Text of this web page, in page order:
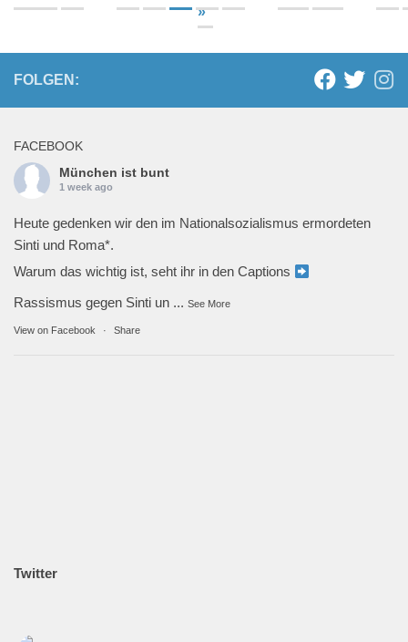
»
FOLGEN:
FACEBOOK
München ist bunt
1 week ago
Heute gedenken wir den im Nationalsozialismus ermordeten
Sinti und Roma*.
Warum das wichtig ist, seht ihr in den Captions
Rassismus gegen Sinti un ... See More
View on Facebook · Share
Twitter